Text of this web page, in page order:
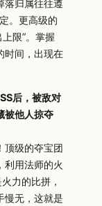
落归属往往遵
。更高级的
限”。掌握
时间，出现在
后，被敌对
被他人掠夺
顶级的夺宝团
利用法师的火
力的比拼，
慢无，这就是